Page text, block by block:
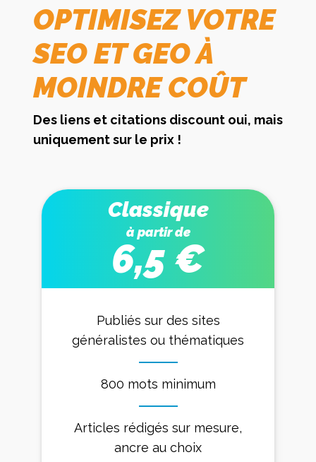
OPTIMISEZ VOTRE
SEO ET GEO À
MOINDRE COÛT
Des liens et citations discount oui, mais
uniquement sur le prix !
Classique
à partir de
6,5 €
Publiés sur des sites
généralistes ou thématiques
800 mots minimum
Articles rédigés sur mesure,
ancre au choix